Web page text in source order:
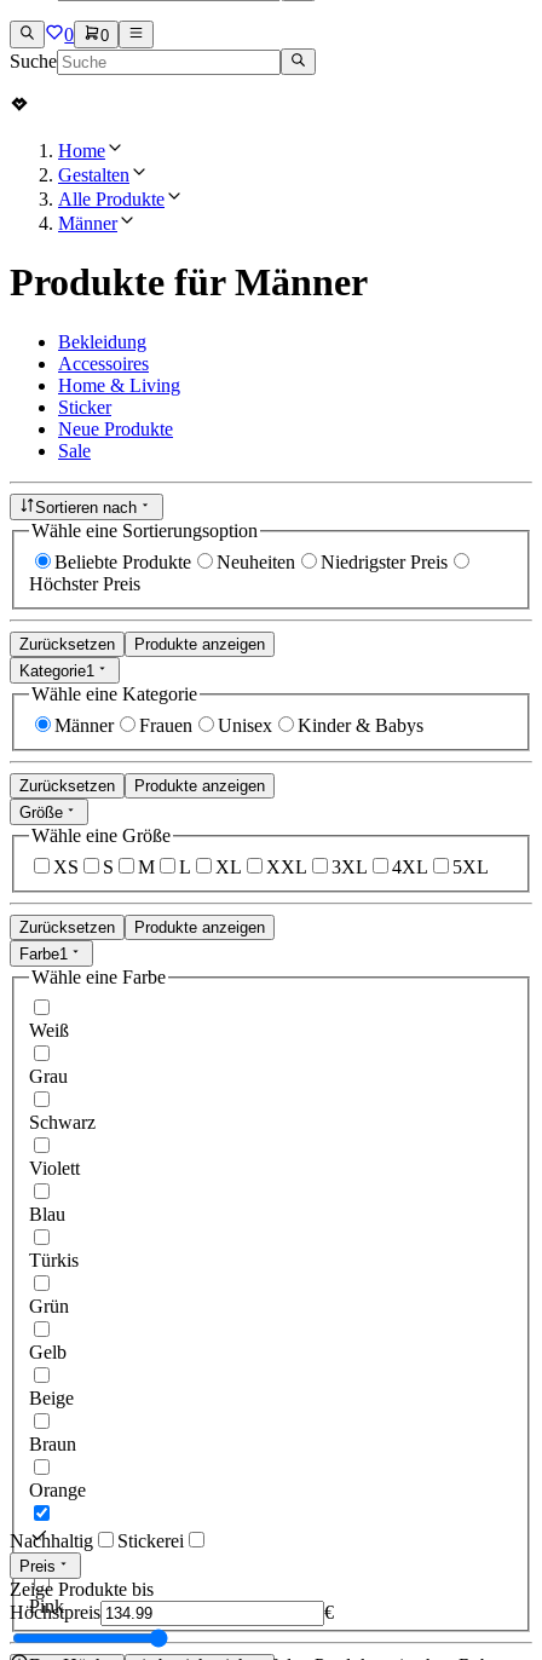
0 0
Suche
Home
Gestalten
Alle Produkte
Männer
Produkte für Männer
Bekleidung
Accessoires
Home & Living
Sticker
Neue Produkte
Sale
Sortieren nach
Wähle eine Sortierungsoption
Beliebte Produkte
Neuheiten
Niedrigster Preis
Höchster Preis
Zurücksetzen
Produkte anzeigen
Kategorie1
Wähle eine Kategorie
Männer
Frauen Unisex Kinder & Babys
Zurücksetzen
Produkte anzeigen
Größe
Wähle eine Größe
XS
S M L XL XXL 3XL 4XL 5XL
Zurücksetzen
Produkte anzeigen
Farbe1
Wähle eine Farbe
Weiß
Grau
Schwarz
Violett
Blau
Türkis
Grün
Gelb
Beige
Braun
Orange
Rot
Pink
Nachhaltig Stickerei
Preis
Zeige Produkte bis
Höchstpreis
€